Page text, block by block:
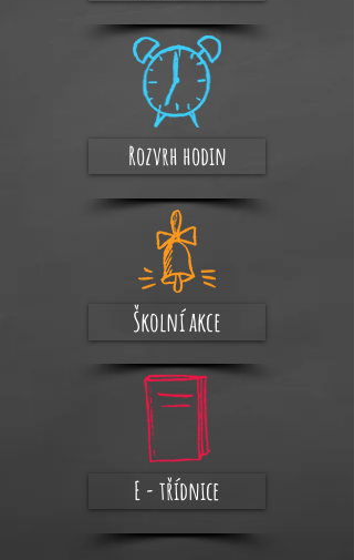
Rozvrh hodin
Školní akce
E - třídnice